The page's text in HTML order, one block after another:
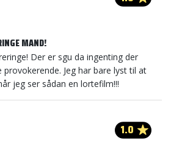
MAND!
Der er sgu da ingenting der
Jeg har bare lyst til at
jeg ser sådan en lortefilm!!!
1.0